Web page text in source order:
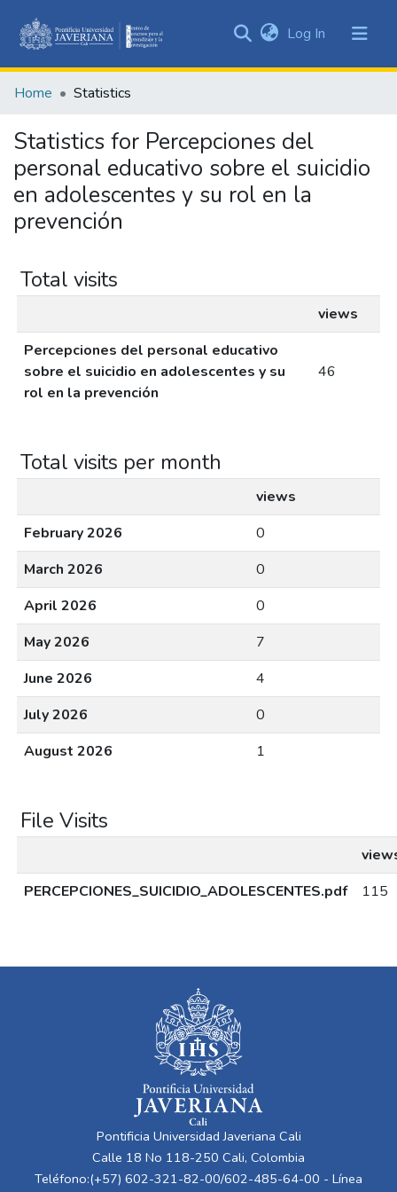
&
All of DSpace
Log In (current)
Home Statistics
Statistics for Percepciones del
personal educativo sobre el suicidio
en adolescentes y su rol en la
prevención
Total visits
views
Percepciones del personal educativo
sobre el suicidio en adolescentes y su
rol en la prevención
46
Total visits per month
views
February 2026
0
March 2026
0
April 2026
0
May 2026
7
June 2026
4
July 2026
0
August 2026
1
File Visits
PERCEPCIONES_SUICIDIO_ADOLESCENTES.pdf
115
Pontificia Universidad Javeriana Cali
Calle 18 No 118-250 Cali, Colombia
Teléfono:(+57) 602-321-82-00/602-485-64-00 - Línea